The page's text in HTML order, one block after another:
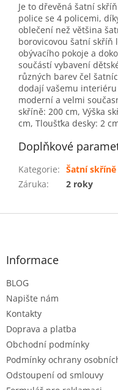
Je to dřevěná šatní
police se 4 policemi,
oblečení než většina
borovicovou šatní skříň
obývacího pokoje a
součástí vybavení
různých barev čel
dodají vašemu
moderní a velmi
skříně: 200 cm, Výška
cm, Tloušťka desky: 2
Doplňkové
Kategorie: Šatní skříně
Záruka: 2 roky
Z
Informace
BLOG
Napište nám
Kontakty
Doprava a platba
Obchodní podmínky
Podmínky ochrany
Odstoupení od smlouvy